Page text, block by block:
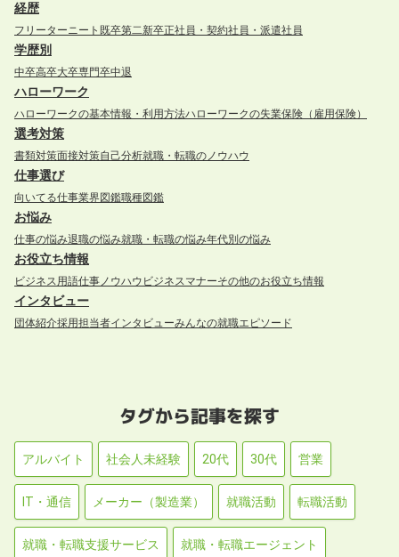
経歴
フリーターニート 既卒第二新卒正社員・契約社員・派遣社員
学歴別
中卒高卒大卒専門卒中退
ハローワーク
ハローワークの基本情報・利用方法ハローワークの失業保険（雇用保険）
選考対策
書類対策面接対策自己分析就職・転職のノウハウ
仕事選び
向いてる仕事業界図鑑職種図鑑
お悩み
仕事の悩み退職の悩み就職・転職の悩み年代別の悩み
お役立ち情報
ビジネス用語仕事ノウハウ ビジネスマナーその他のお役立ち情報
インタビュー
団体紹介採用担当者インタビューみんなの就職エピソード
タグから記事を探す
アルバイト 社会人未経験 20代 30代 営業
IT・通信 メーカー（製造業） 就職活動 転職活動
就職・転職支援サービス 就職・転職エージェント